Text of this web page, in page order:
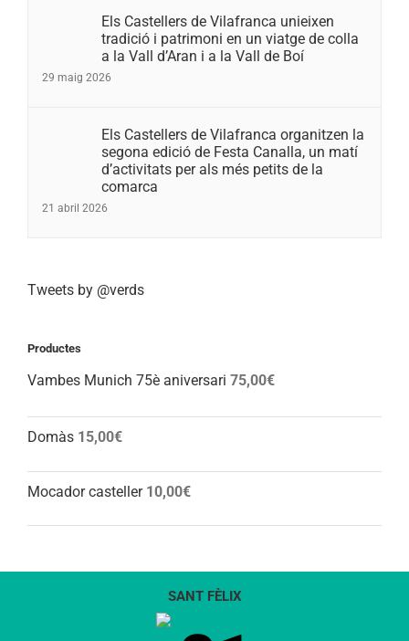
Els Castellers de Vilafranca unieixen
tradició i patrimoni en un viatge de colla
a la Vall d’Aran i a la Vall de Boí
29 maig 2026
Els Castellers de Vilafranca organitzen la
segona edició de Festa Canalla, un matí
d’activitats per als més petits de la
comarca
21 abril 2026
Tweets by @verds
Productes
Vambes Munich 75è aniversari 75,00€
Domàs 15,00€
Mocador casteller 10,00€
SANT FÈLIX